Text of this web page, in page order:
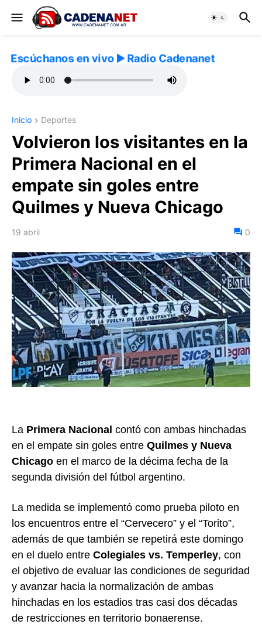
Escúchanos en vivo ▶️ Radio Cadenanet
Inicio Deportes
Volvieron los visitantes en la
Primera Nacional en el
empate sin goles entre
Quilmes y Nueva Chicago
19 abril 0
La Primera Nacional contó con ambas hinchadas
en el empate sin goles entre Quilmes y Nueva
Chicago en el marco de la décima fecha de la
segunda división del fútbol argentino.
La medida se implementó como prueba piloto en
los encuentros entre el “Cervecero” y el “Torito”,
además de que también se repetirá este domingo
en el duelo entre Colegiales vs. Temperley, con
el objetivo de evaluar las condiciones de seguridad
y avanzar hacia la normalización de ambas
hinchadas en los estadios tras casi dos décadas
de restricciones en territorio bonaerense.